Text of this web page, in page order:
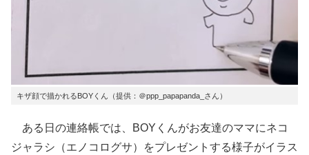
キザ顔で描かれるBOYくん（提供：＠ppp_papapanda_さん）
ある日の連絡帳では、BOYくんがお友達のママにネコ
ジャラシ（エノコログサ）をプレゼントする様子がイラス